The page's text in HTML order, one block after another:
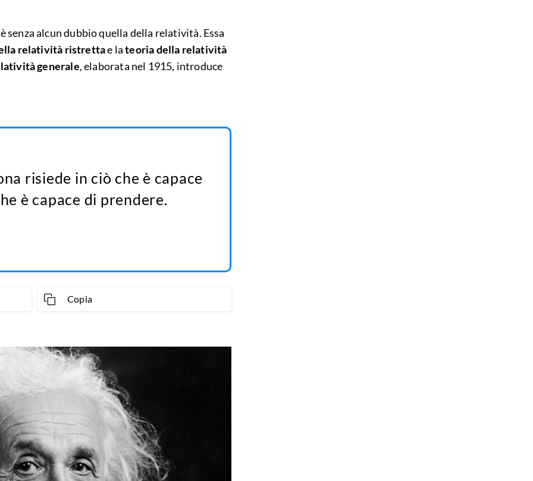
senza alcun dubbio quella della relatività. Essa
relatività ristrettae lateoria della relatività
generale, elaborata nel 1915, introduce
risiede in ciò che è capace
è capace di prendere.
Copia